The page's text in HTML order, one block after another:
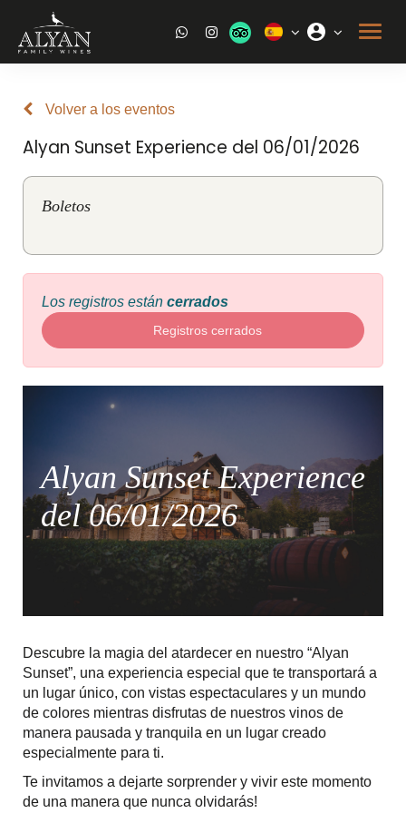
Volver a los eventos
Alyan Sunset Experience del 06/01/2026
Boletos
Los registros están cerrados
Registros cerrados
Alyan Sunset Experience
del 06/01/2026
Descubre la magia del atardecer en nuestro “Alyan
Sunset”, una experiencia especial que te transportará a
un lugar único, con vistas espectaculares y un mundo
de colores mientras disfrutas de nuestros vinos de
manera pausada y tranquila en un lugar creado
especialmente para ti.
Te invitamos a dejarte sorprender y vivir este momento
de una manera que nunca olvidarás!